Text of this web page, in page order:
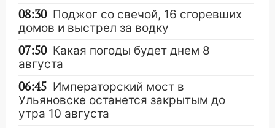
08:30 Поджог со свечой, 16 сгоревших
домов и выстрел за водку
07:50 Какая погоды будет днем 8
августа
06:45 Императорский мост в
Ульяновске останется закрытым до
утра 10 августа